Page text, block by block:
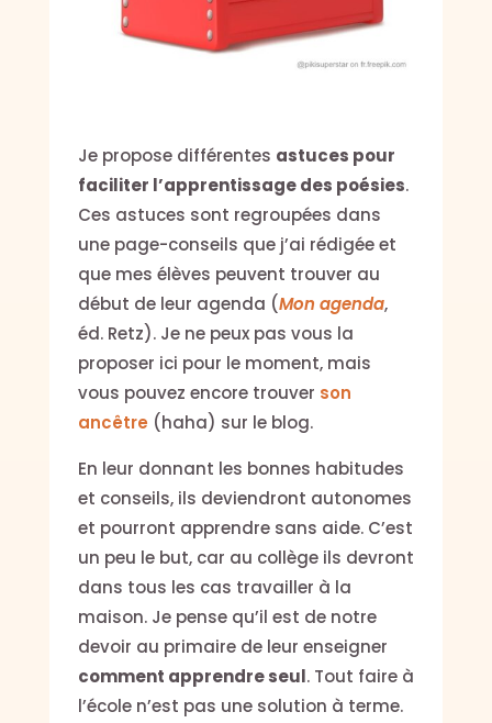
Je propose différentes astuces pour
faciliter l’apprentissage des poésies.
Ces astuces sont regroupées dans
une page-conseils que j’ai rédigée et
que mes élèves peuvent trouver au
début de leur agenda (Mon agenda,
éd. Retz). Je ne peux pas vous la
proposer ici pour le moment, mais
vous pouvez encore trouver son
ancêtre (haha) sur le blog.
En leur donnant les bonnes habitudes
et conseils, ils deviendront autonomes
et pourront apprendre sans aide. C’est
un peu le but, car au collège ils devront
dans tous les cas travailler à la
maison. Je pense qu’il est de notre
devoir au primaire de leur enseigner
comment apprendre seul. Tout faire à
l’école n’est pas une solution à terme.